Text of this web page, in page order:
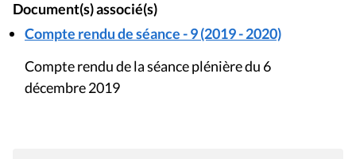
Document(s) associé(s)
Compte rendu de séance - 9 (2019 - 2020)
Compte rendu de la séance plénière du 6
décembre 2019